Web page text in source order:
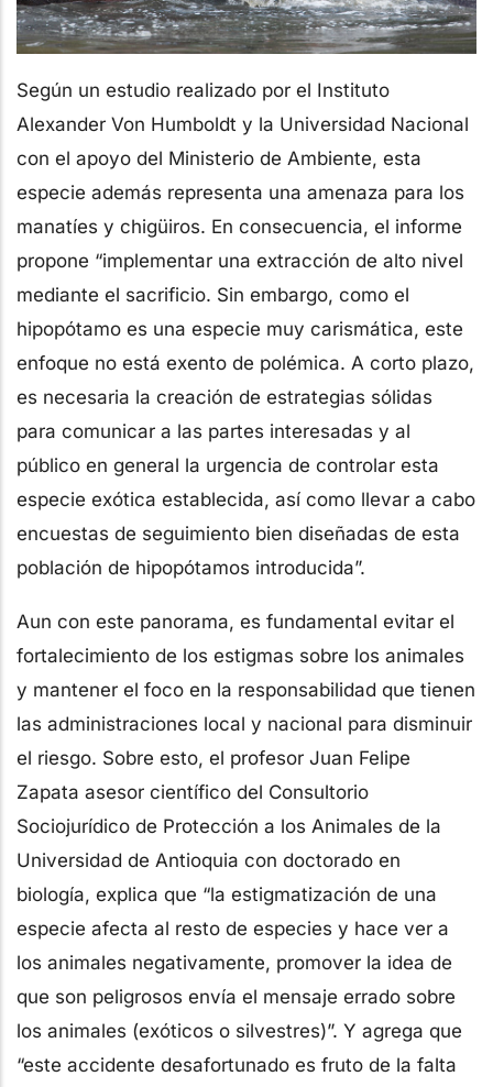
Según un estudio realizado por el Instituto
Alexander Von Humboldt y la Universidad Nacional
con el apoyo del Ministerio de Ambiente, esta
especie además representa una amenaza para los
manatíes y chigüiros. En consecuencia, el informe
propone “implementar una extracción de alto nivel
mediante el sacrificio. Sin embargo, como el
hipopótamo es una especie muy carismática, este
enfoque no está exento de polémica. A corto plazo,
es necesaria la creación de estrategias sólidas
para comunicar a las partes interesadas y al
público en general la urgencia de controlar esta
especie exótica establecida, así como llevar a cabo
encuestas de seguimiento bien diseñadas de esta
población de hipopótamos introducida”.
Aun con este panorama, es fundamental evitar el
fortalecimiento de los estigmas sobre los animales
y mantener el foco en la responsabilidad que tienen
las administraciones local y nacional para disminuir
el riesgo. Sobre esto, el profesor Juan Felipe
Zapata asesor científico del Consultorio
Sociojurídico de Protección a los Animales de la
Universidad de Antioquia con doctorado en
biología, explica que “la estigmatización de una
especie afecta al resto de especies y hace ver a
los animales negativamente, promover la idea de
que son peligrosos envía el mensaje errado sobre
los animales (exóticos o silvestres)”. Y agrega que
“este accidente desafortunado es fruto de la falta